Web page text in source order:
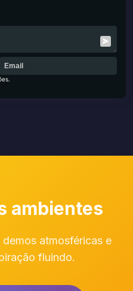
ambientes
atmosféricas e
fluindo.